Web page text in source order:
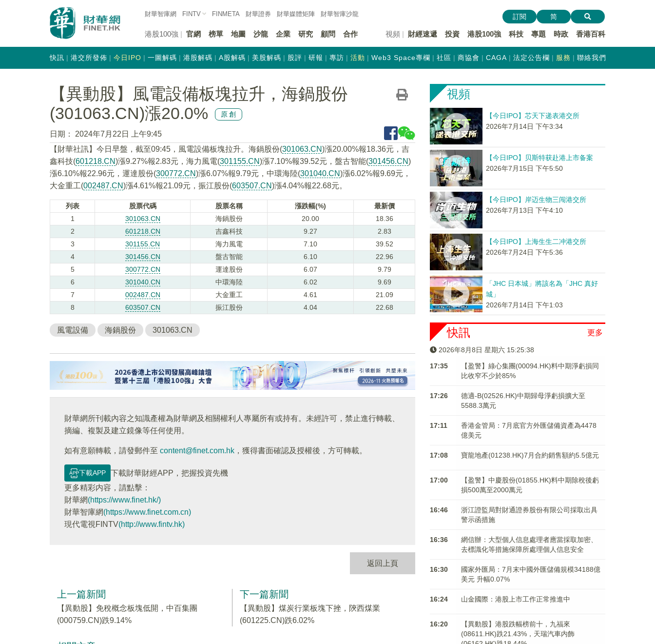
財華智庫網 FINTV FINMETA 財華證券 財華媒體矩陣 財華智庫沙龍
港股100強 官網 榜單 地圖 沙龍 企業 研究 顧問 合作 視頻 財經速遞 投資 港股100強 科技 專題 時政 香港百科
訂閱 简
快訊 港交所發佈 今日IPO 一圖解碼 港股解碼 A股解碼 美股解碼 股評 研報 專訪 活動 Web3 Space專欄 社區 商協會 CAGA 法定公告欄 服務 聯絡我們
【異動股】風電設備板塊拉升，海鍋股份
(301063.CN)漲20.0%
原創
日期：
2024年7月22日 上午9:45
【財華社訊】今日早盤，截至09:45，風電設備板塊拉升。海鍋股份(301063.CN)漲20.00%報18.36元，吉
鑫科技(601218.CN)漲9.27%報2.83元，海力風電(301155.CN)漲7.10%報39.52元，盤古智能(301456.CN)
漲6.10%報22.96元，運達股份(300772.CN)漲6.07%報9.79元，中環海陸(301040.CN)漲6.02%報9.69元，
大金重工(002487.CN)漲4.61%報21.09元，振江股份(603507.CN)漲4.04%報22.68元。
列表 股票代碼 股票名稱 漲跌幅(%)
最新價
1
301063.CN 海鍋股份 20.00
18.36
2
601218.CN 吉鑫科技 9.27
2.83
3
301155.CN 海力風電 7.10
39.52
4
301456.CN 盤古智能 6.10
22.96
5
300772.CN 運達股份 6.07
9.79
6
301040.CN 中環海陸 6.02
9.69
7
002487.CN 大金重工 4.61
21.09
8
603507.CN 振江股份 4.04 22.68
風電設備 海鍋股份 301063.CN
財華網所刊載內容之知識產權為財華網及相關權利人專屬所有或持有。未經許可，禁止進行轉載、
摘編、複製及建立鏡像等任何使用。
如有意願轉載，請發郵件至 content@finet.com.hk ，獲得書面確認及授權後，方可轉載。
下載APP
下載財華財經APP，把握投資先機
更多精彩内容，請點擊：
財華網(https://www.finet.hk/)
財華智庫網(https://www.finet.com.cn)
現代電視FINTV(http://www.fintv.hk)
返回上頁
上一篇新聞
【異動股】免稅概念板塊低開，中百集團
(000759.CN)跌9.14%
下一篇新聞
【異動股】煤炭行業板塊下挫，陝西煤業
(601225.CN)跌6.02%
視頻
【今日IPO】芯天下递表港交所
2026年7月14日 下午3:34
【今日IPO】贝斯特获赴港上市备案
2026年7月15日 下午5:50
【今日IPO】岸迈生物三闯港交所
2026年7月13日 下午4:10
【今日IPO】上海生生二冲港交所
2026年7月24日 下午5:36
「JHC 日本城」將該名為「JHC 真好
城」
2026年7月14日 下午1:03
更多
快訊
2026年8月8日 星期六 15:25:39
17:35
【盈警】綠心集團(00094.HK)料中期淨虧損同
比收窄不少於85%
17:26
德適-B(02526.HK)中期歸母淨虧損擴大至
5588.3萬元
17:11
香港金管局：7月底官方外匯儲備資產為4478
億美元
17:08 寶龍地產(01238.HK)7月合約銷售額約5.5億元
17:00
【盈警】中慶股份(01855.HK)料中期除稅後虧
損500萬至2000萬元
16:46
浙江證監局對財通證券股份有限公司採取出具
警示函措施
16:36
網信辦：大型個人信息處理者應當採取加密、
去標識化等措施保障所處理個人信息安全
16:30
國家外匯局：7月末中國外匯儲備規模34188億
美元 升幅0.07%
16:24 山金國際：港股上市工作正常推進中
16:20
【異動股】港股跌幅榜前十，九福來
(08611.HK)跌21.43%，天瑞汽車内飾